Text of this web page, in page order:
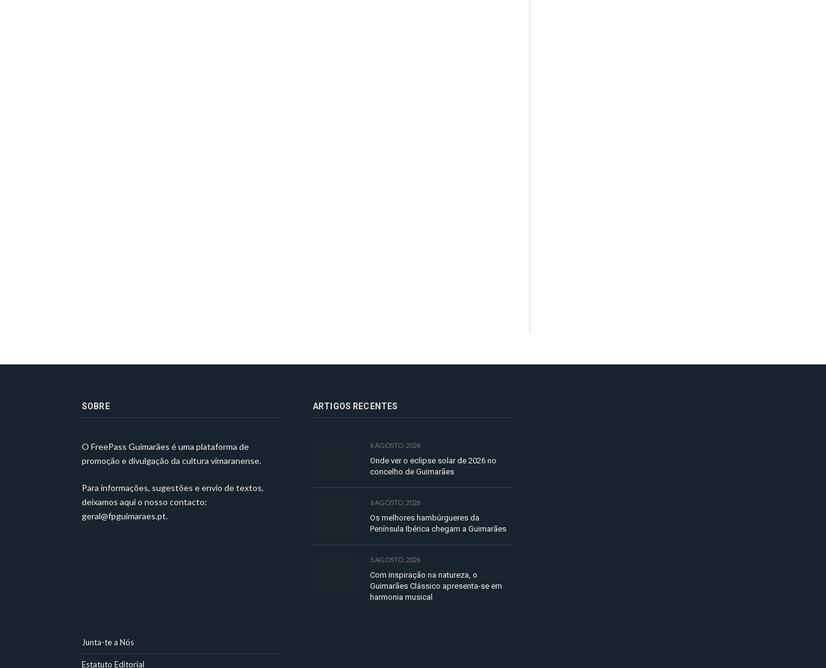
SOBRE
O FreePass Guimarães é uma plataforma de
promoção e divulgação da cultura vimaranense.
Para informações, sugestões e envio de textos,
deixamos aqui o nosso contacto:
geral@fpguimaraes.pt.
ARTIGOS RECENTES
6 AGOSTO, 2026
Onde ver o eclipse solar de 2026 no
concelho de Guimarães
6 AGOSTO, 2026
Os melhores hambúrgueres da
Península Ibérica chegam a Guimarães
5 AGOSTO, 2026
Com inspiração na natureza, o
Guimarães Clássico apresenta-se em
harmonia musical
Junta-te a Nós
Estatuto Editorial